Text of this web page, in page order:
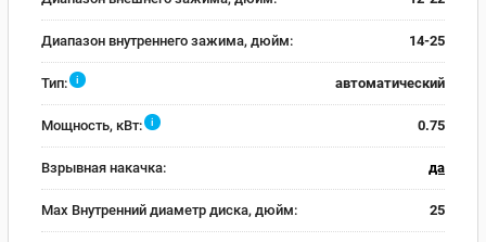
Диапазон внутреннего зажима, дюйм: 14-25
Тип: i автоматический
Мощность, кВт: i 0.75
Взрывная накачка: да
Max Внутренний диаметр диска, дюйм: 25